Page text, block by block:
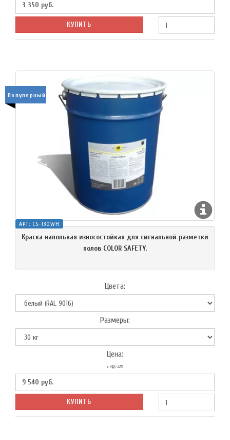
3 350 руб.
КУПИТЬ
АРТ: CS-130WH
Краска напольная износостойкая для сигнальной разметки
полов COLOR SAFETY.
Цвета:
Размеры:
Цена:
с НДС-22%
9 540 руб.
КУПИТЬ
Популярный